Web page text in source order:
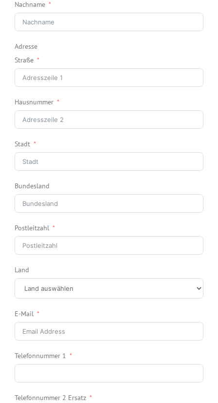
Nachname
Adresse
Straße
Hausnummer
Stadt
Bundesland
Postleitzahl
Land
E-Mail
Telefonnummer 1
Telefonnummer 2 Ersatz